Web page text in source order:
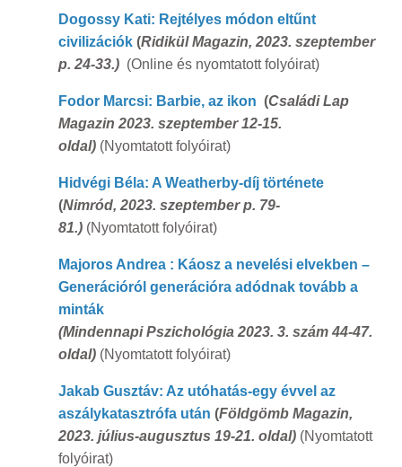
Dogossy Kati: Rejtélyes módon eltűnt
civilizációk (Ridikül Magazin, 2023. szeptember
p. 24-33.) (Online és nyomtatott folyóirat)
Fodor Marcsi: Barbie, az ikon (Családi Lap
Magazin 2023. szeptember 12-15.
oldal) (Nyomtatott folyóirat)
Hidvégi Béla: A Weatherby-díj története
(Nimród, 2023. szeptember p. 79-
81.) (Nyomtatott folyóirat)
Majoros Andrea : Káosz a nevelési elvekben –
Generációról generációra adódnak tovább a
minták
(Mindennapi Pszichológia 2023. 3. szám 44-47.
oldal) (Nyomtatott folyóirat)
Jakab Gusztáv: Az utóhatás-egy évvel az
aszálykatasztrófa után (Földgömb Magazin,
2023. július-augusztus 19-21. oldal) (Nyomtatott
folyóirat)